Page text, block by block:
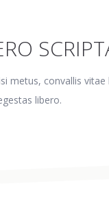
metus, convallis
libero.